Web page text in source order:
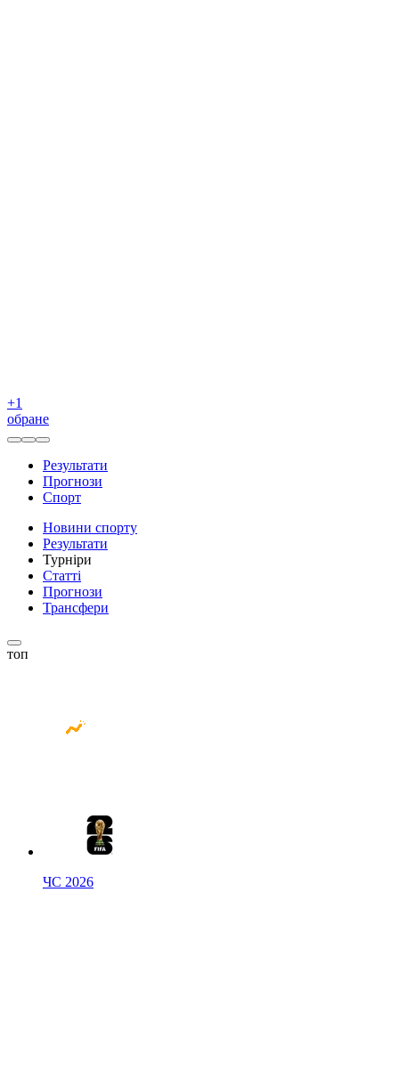
+1
обране
Результати
Прогнози
Спорт
Новини спорту
Результати
Турніри
Статті
Прогнози
Трансфери
топ
ЧС 2026